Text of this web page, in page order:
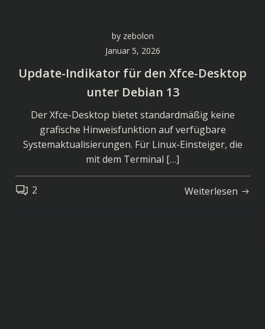
by zebolon
Januar 5, 2026
Update-Indikator für den Xfce-Desktop
unter Debian 13
Der Xfce-Desktop bietet standardmäßig keine
grafische Hinweisfunktion auf verfügbare
Systemaktualisierungen. Für Linux-Einsteiger, die
mit dem Terminal […]
2 Weiterlesen